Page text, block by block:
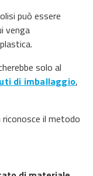
può essere
venga
solo al
di imballaggio,
il metodo